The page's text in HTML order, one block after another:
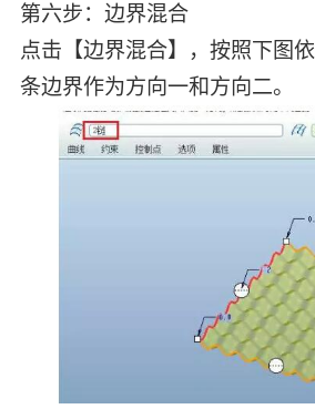
第六步：边界混合
点击【边界混合】，按照下图
条边界作为方向一和方向二。